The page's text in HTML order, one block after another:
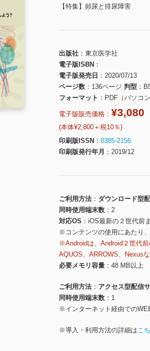
【特集】頻尿と排尿障害
出版社
東京医学社
電子版ISBN
電子版発売日
2020/07/13
ページ数
136ページ 判型
フォーマット
PDF（パソコ
電子版販売価格： ¥3,080
(本体¥2,800＋税10％)
印刷版ISSN
0385-2156
印刷版発行年月
2019/12
ご利用方法
ダウンロード型
同時使用端末数
2
対応OS
iOS最新の２世代前
※コンテンツの使用にあたり
※Androidは、Android２世代
AQUOS、ARROWS、Nexus
必要メモリ容量
48 MB以上
ご利用方法
アクセス型配信
同時使用端末数
1
※インターネット経由での
※導入・利用方法の詳細はこ